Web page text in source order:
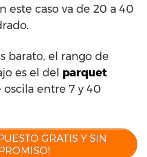
este caso va de 20 a 40
barato, el rango de
es el del parquet
oscila entre 7 y 40
GRATIS Y SIN